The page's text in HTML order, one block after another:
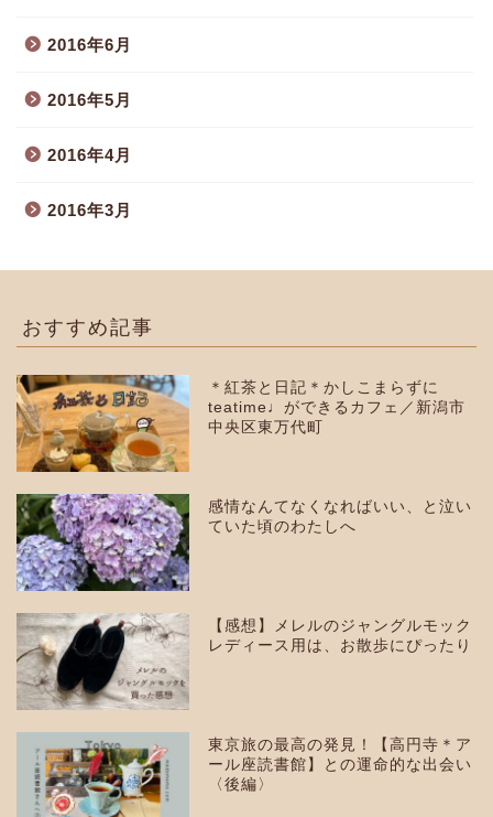
2016年6月
2016年5月
2016年4月
2016年3月
おすすめ記事
＊紅茶と日記＊かしこまらずに
teatime♩ができるカフェ／新潟市
中央区東万代町
感情なんてなくなればいい、と泣い
ていた頃のわたしへ
【感想】メレルのジャングルモック
レディース用は、お散歩にぴったり
東京旅の最高の発見！【高円寺＊ア
ール座読書館】との運命的な出会い
〈後編〉